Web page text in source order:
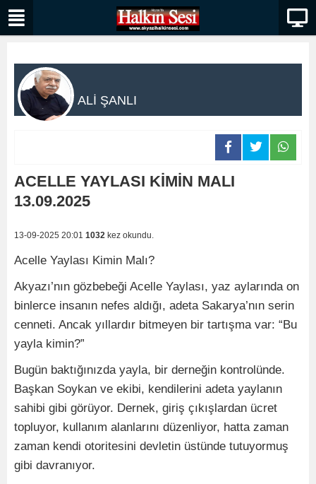
ALİ ŞANLI
ACELLE YAYLASI KİMİN MALI
13.09.2025
13-09-2025 20:01 1032 kez okundu.
Acelle Yaylası Kimin Malı?
Akyazı’nın gözbebeği Acelle Yaylası, yaz aylarında on
binlerce insanın nefes aldığı, adeta Sakarya’nın serin
cenneti. Ancak yıllardır bitmeyen bir tartışma var: “Bu
yayla kimin?”
Bugün baktığınızda yayla, bir derneğin kontrolünde.
Başkan Soykan ve ekibi, kendilerini adeta yaylanın
sahibi gibi görüyor. Dernek, giriş çıkışlardan ücret
topluyor, kullanım alanlarını düzenliyor, hatta zaman
zaman kendi otoritesini devletin üstünde tutuyormuş
gibi davranıyor.